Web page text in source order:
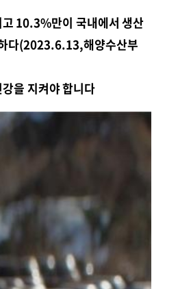
10.3%만이 국내에서 생산
다(2023.6.13,해양수산부
을 지켜야 합니다